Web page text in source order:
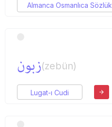
Almanca Osmanlıca Sözlük
زبون(zebün)
Lugat-ı Cudi